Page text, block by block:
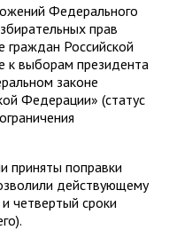
Федерального
прав
граждан Российской
выборам президента
законе
Федерации» (статус
приняты поправки
действующему
четвертый сроки